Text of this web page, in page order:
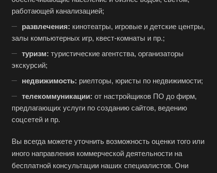
работающей канализацией;
развлечения: кинотеатры, игровые и детские центры,
залы компьютерных игр, квест-комнаты и пр.;
туризм: туристические агентства, организаторы
экскурсий;
недвижимость: риелторы, юристы по недвижимости;
телекоммуникации: от настройщиков ПО до фирм,
предлагающих услуги по созданию сайтов, ведению
соцсетей и пр.
Вы всегда можете уточнить возможность оценки того или
иного направления коммерческой деятельности на
бесплатной консультации наших специалистов. Они